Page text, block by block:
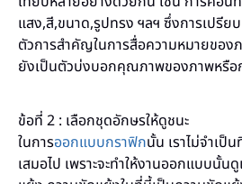
แสง,สี,ขนาด,รูปทรง ฯลฯ ซึ่งการเปรีย
ตัวการสำคัญในการสื่อความหมายของ
ยังเป็นตัวบ่งบอกคุณภาพของภาพหรื
ข้อที่ 2 : เลือกชุดอักษรให้ดูชนะ
ในการออกแบบกราฟิกนั้น เราไม่จำเป็
เสมอไป เพราะจะทำให้งานออกแบบนั้น